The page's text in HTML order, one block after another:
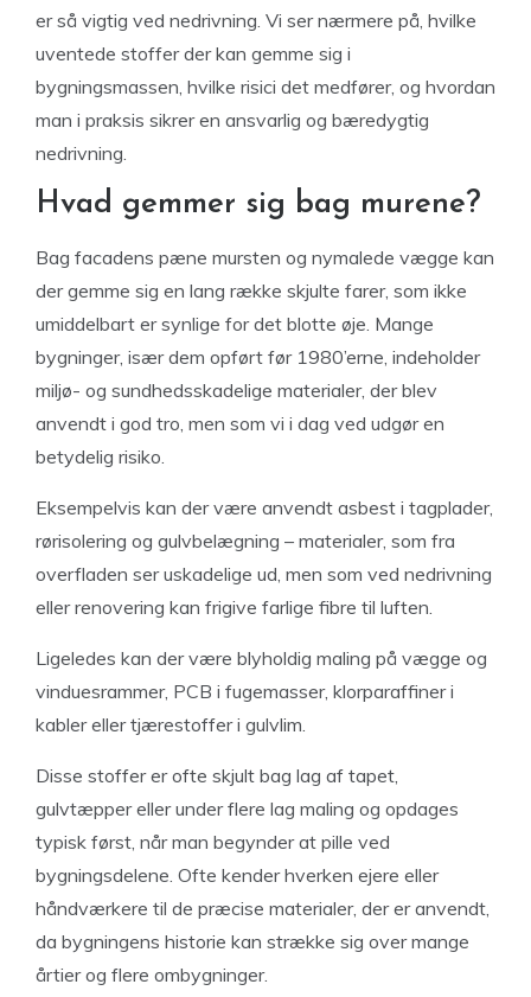
er så vigtig ved nedrivning. Vi ser nærmere på, hvilke
uventede stoffer der kan gemme sig i
bygningsmassen, hvilke risici det medfører, og hvordan
man i praksis sikrer en ansvarlig og bæredygtig
nedrivning.
Hvad gemmer sig bag murene?
Bag facadens pæne mursten og nymalede vægge kan
der gemme sig en lang række skjulte farer, som ikke
umiddelbart er synlige for det blotte øje. Mange
bygninger, især dem opført før 1980’erne, indeholder
miljø- og sundhedsskadelige materialer, der blev
anvendt i god tro, men som vi i dag ved udgør en
betydelig risiko.
Eksempelvis kan der være anvendt asbest i tagplader,
rørisolering og gulvbelægning – materialer, som fra
overfladen ser uskadelige ud, men som ved nedrivning
eller renovering kan frigive farlige fibre til luften.
Ligeledes kan der være blyholdig maling på vægge og
vinduesrammer, PCB i fugemasser, klorparaffiner i
kabler eller tjærestoffer i gulvlim.
Disse stoffer er ofte skjult bag lag af tapet,
gulvtæpper eller under flere lag maling og opdages
typisk først, når man begynder at pille ved
bygningsdelene. Ofte kender hverken ejere eller
håndværkere til de præcise materialer, der er anvendt,
da bygningens historie kan strække sig over mange
årtier og flere ombygninger.